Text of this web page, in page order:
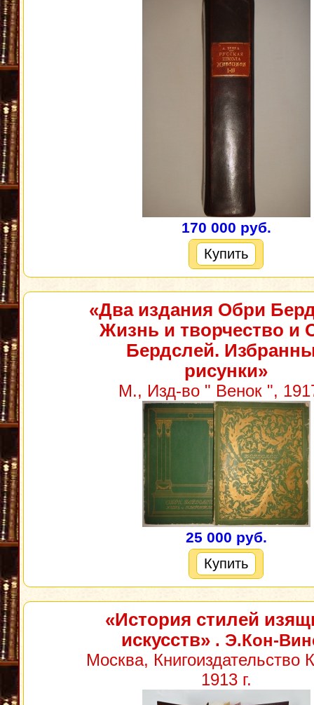
170 000 руб.
Купить
«Два издания Обри
Жизнь и творчество и
Бердслей.
рисунки»
М., Изд-во " Венок ",
25 000 руб.
Купить
«История стилей
искусств». Э.Кон-
Москва, Книгоиздательство
1913 г.